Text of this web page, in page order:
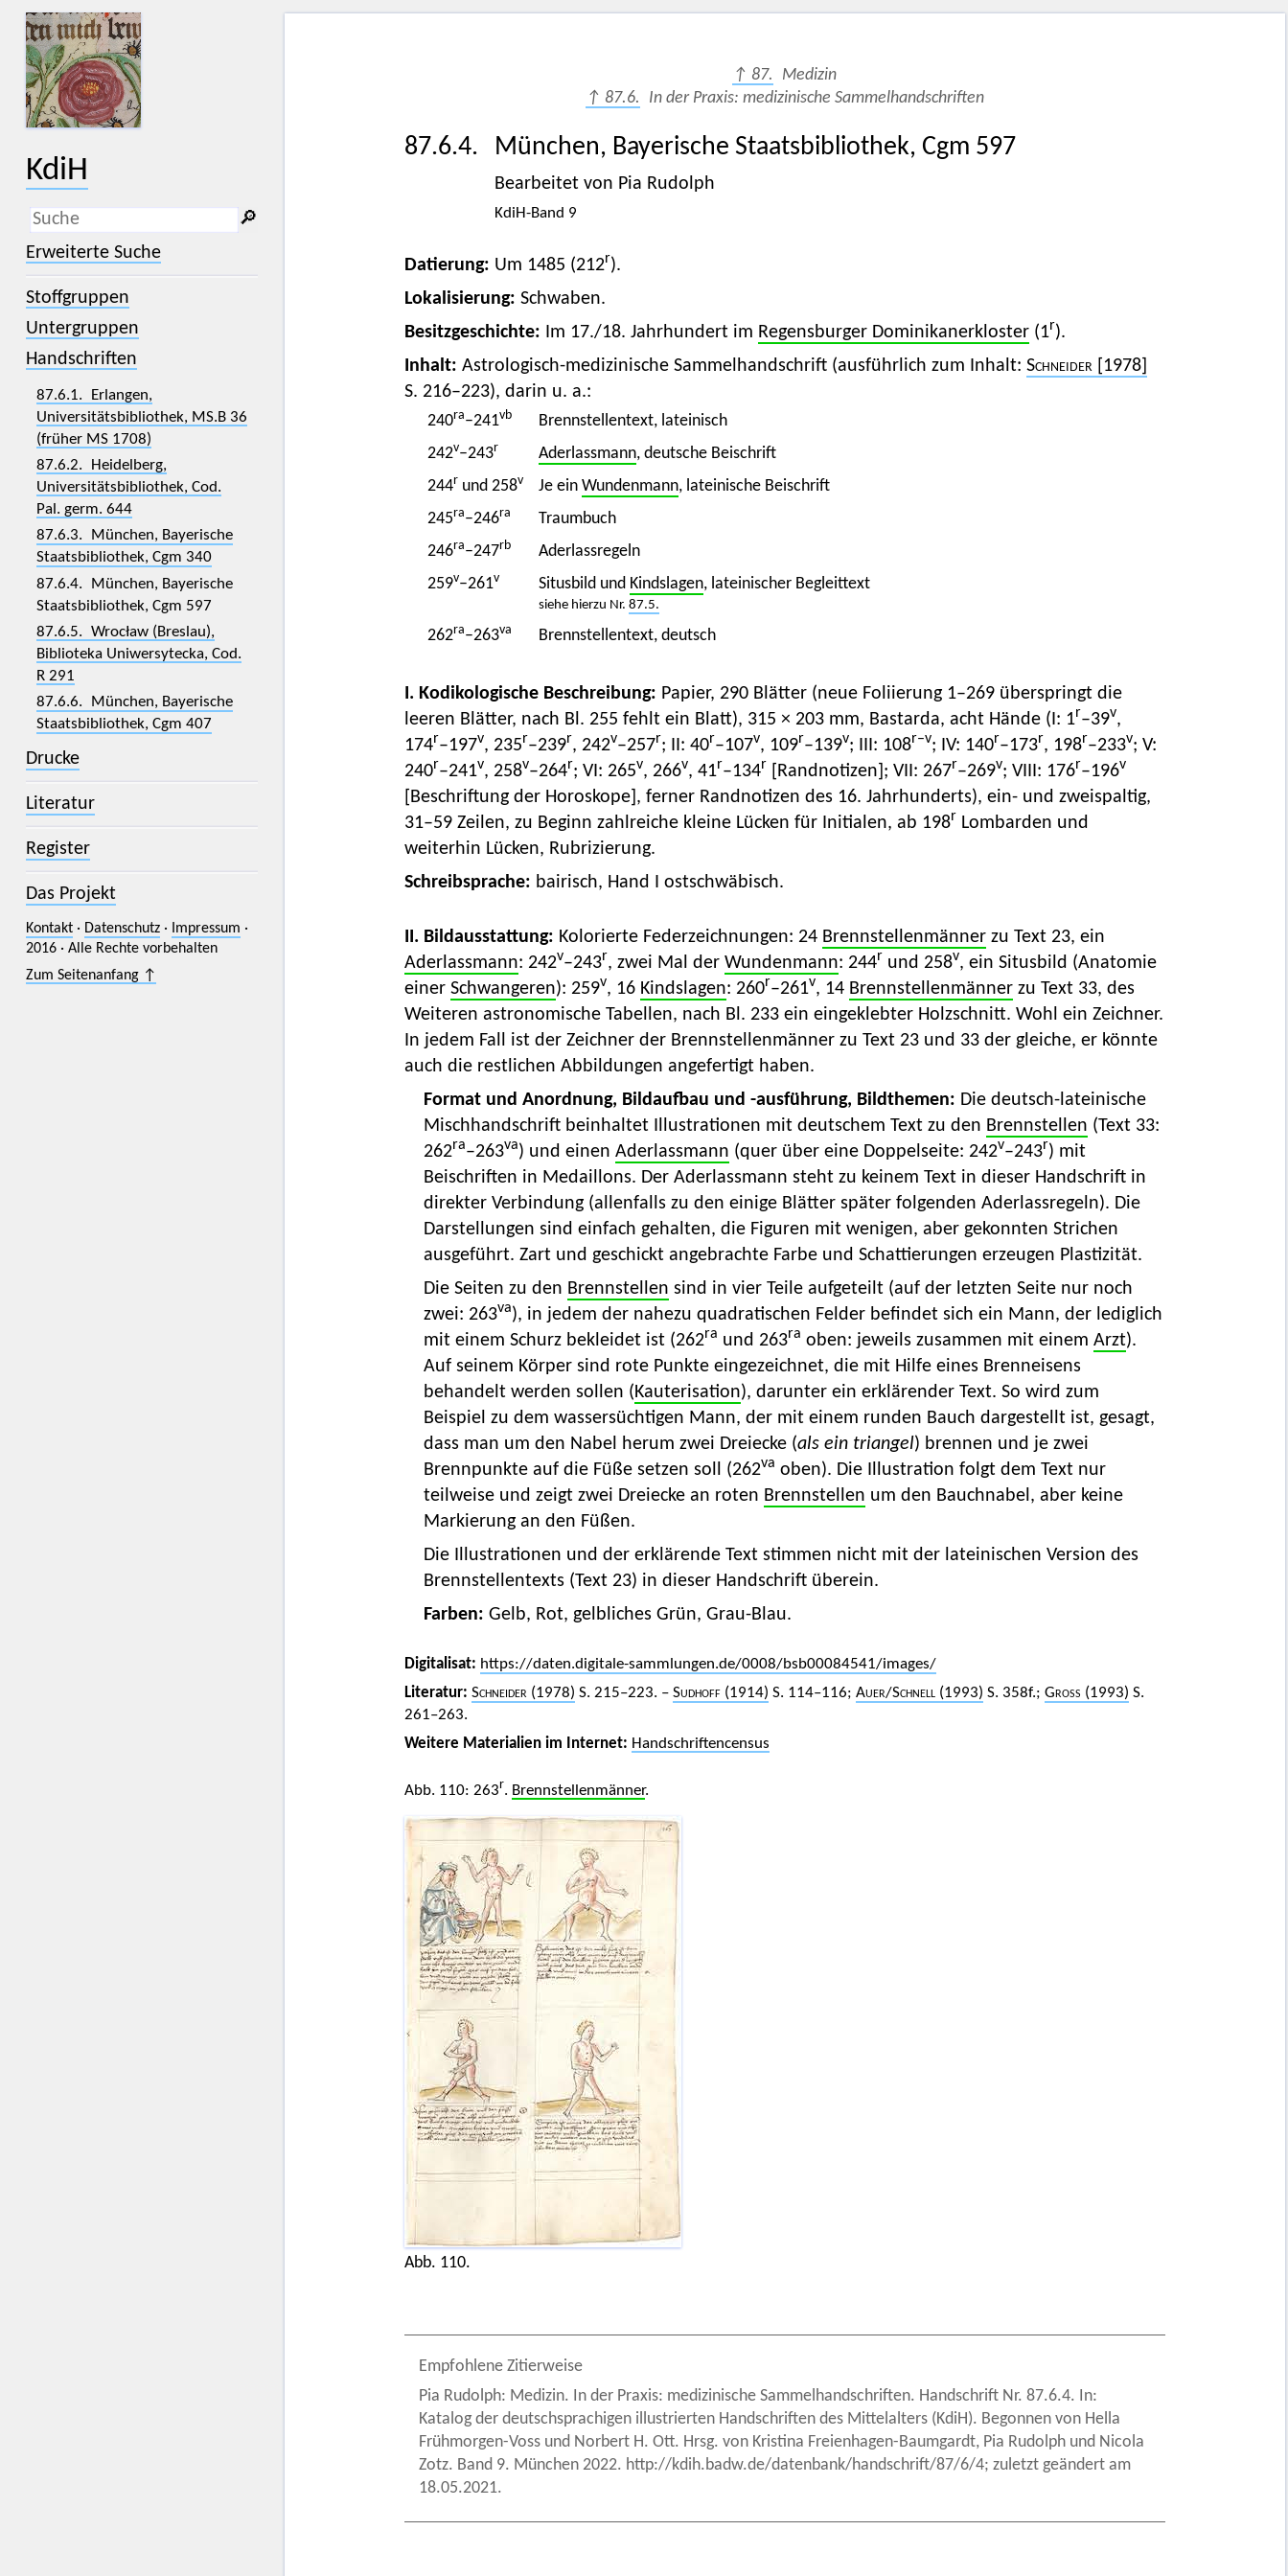
KdiH
_
(der Unterstrich) ist Platzhalter für
genau ein Zeichen.
% (das Prozentzeichen) ist Platzhalter
für kein, ein oder mehr als ein
🔎︎
Erweiterte Suche
Stoffgruppen
Untergruppen
Handschriften
87.6.1. Erlangen,
Universitätsbibliothek, MS.B 36
(früher MS 1708)
87.6.2. Heidelberg,
Universitätsbibliothek, Cod.
Pal. germ. 644
87.6.3. München, Bayerische
Staatsbibliothek, Cgm 340
87.6.4. München, Bayerische
Staatsbibliothek, Cgm 597
87.6.5. Wrocław (Breslau),
Biblioteka Uniwersytecka, Cod.
R 291
87.6.6. München, Bayerische
Staatsbibliothek, Cgm 407
Drucke
Literatur
Register
Das Projekt
Kontakt· Datenschutz· Impressum ·
2016 · Alle Rechte vorbehalten
Zum Seitenanfang ↑
↑ 87.
Medizin
↑ 87.6. In der Praxis: medizinische Sammelhandschriften
87.6.4. München, Bayerische Staatsbibliothek, Cgm 597
Bearbeitet von Pia Rudolph
KdiH-Band 9
Datierung: Um 1485 (212r).
Lokalisierung: Schwaben.
Besitzgeschichte: Im 17./18. Jahrhundert im Regensburger Dominikanerkloster(1r).
Inhalt: Astrologisch-medizinische Sammelhandschrift (ausführlich zum Inhalt: Schneider[1978]
S. 216–223), darin u. a.:
240ra–241vb
Brennstellentext, lateinisch
242v–243r Aderlassmann, deutsche Beischrift
244r und 258v Je ein Wundenmann, lateinische Beischrift
245ra–246ra
Traumbuch
246ra–247rb
Aderlassregeln
259v–261v Situsbild und Kindslagen, lateinischer Begleittext
siehe hierzu Nr. 87.5.
262ra–263va Brennstellentext, deutsch
I. Kodikologische Beschreibung: Papier, 290 Blätter (neue Foliierung 1–269 überspringt die
leeren Blätter, nach Bl. 255 fehlt ein Blatt), 315 × 203 mm, Bastarda, acht Hände (I: 1r–39v,
174r–197v, 235r–239r, 242v–257r; II: 40r–107v, 109r–139v; III: 108r–v; IV: 140r–173r, 198r–233v; V:
240r–241v, 258v–264r; VI: 265v, 266v, 41r–134r [Randnotizen]; VII: 267r–269v; VIII: 176r–196v
[Beschriftung der Horoskope], ferner Randnotizen des 16. Jahrhunderts), ein- und zweispaltig,
31–59 Zeilen, zu Beginn zahlreiche kleine Lücken für Initialen, ab 198r Lombarden und
weiterhin Lücken, Rubrizierung.
Schreibsprache: bairisch, Hand I ostschwäbisch.
II. Bildausstattung: Kolorierte Federzeichnungen: 24 Brennstellenmännerzu Text 23, ein
Aderlassmann: 242v–243r, zwei Mal der Wundenmann: 244r und 258v, ein Situsbild (Anatomie
einer Schwangeren): 259v, 16 Kindslagen: 260r–261v, 14 Brennstellenmännerzu Text 33, des
Weiteren astronomische Tabellen, nach Bl. 233 ein eingeklebter Holzschnitt. Wohl ein Zeichner.
In jedem Fall ist der Zeichner der Brennstellenmänner zu Text 23 und 33 der gleiche, er könnte
auch die restlichen Abbildungen angefertigt haben.
Format und Anordnung, Bildaufbau und -ausführung, Bildthemen: Die deutsch-lateinische
Mischhandschrift beinhaltet Illustrationen mit deutschem Text zu den Brennstellen (Text 33:
262ra–263va) und einen Aderlassmann (quer über eine Doppelseite: 242v–243r) mit
Beischriften in Medaillons. Der Aderlassmann steht zu keinem Text in dieser Handschrift in
direkter Verbindung (allenfalls zu den einige Blätter später folgenden Aderlassregeln). Die
Darstellungen sind einfach gehalten, die Figuren mit wenigen, aber gekonnten Strichen
ausgeführt. Zart und geschickt angebrachte Farbe und Schattierungen erzeugen Plastizität.
Die Seiten zu den Brennstellen sind in vier Teile aufgeteilt (auf der letzten Seite nur noch
zwei: 263va), in jedem der nahezu quadratischen Felder befindet sich ein Mann, der lediglich
mit einem Schurz bekleidet ist (262ra und 263ra oben: jeweils zusammen mit einem Arzt).
Auf seinem Körper sind rote Punkte eingezeichnet, die mit Hilfe eines Brenneisens
behandelt werden sollen (Kauterisation), darunter ein erklärender Text. So wird zum
Beispiel zu dem wassersüchtigen Mann, der mit einem runden Bauch dargestellt ist, gesagt,
dass man um den Nabel herum zwei Dreiecke (als ein triangel) brennen und je zwei
Brennpunkte auf die Füße setzen soll (262va oben). Die Illustration folgt dem Text nur
teilweise und zeigt zwei Dreiecke an roten Brennstellen um den Bauchnabel, aber keine
Markierung an den Füßen.
Die Illustrationen und der erklärende Text stimmen nicht mit der lateinischen Version des
Brennstellentexts (Text 23) in dieser Handschrift überein.
Farben: Gelb, Rot, gelbliches Grün, Grau-Blau.
Digitalisat: https://daten.digitale-sammlungen.de/0008/bsb00084541/images/
Literatur: Schneider (1978) S. 215–223. – Sudhoff(1914) S. 114–116; Auer/Schnell(1993) S. 358f.; Gross (1993) S.
261–263.
Weitere Materialien im Internet: Handschriftencensus
Abb. 110: 263r. Brennstellenmänner.
Abb. 110.
Empfohlene Zitierweise
Pia Rudolph: Medizin. In der Praxis: medizinische Sammelhandschriften. Handschrift Nr. 87.6.4. In:
Katalog der deutschsprachigen illustrierten Handschriften des Mittelalters (KdiH). Begonnen von Hella
Frühmorgen-Voss und Norbert H. Ott. Hrsg. von Kristina Freienhagen-Baumgardt, Pia Rudolph und Nicola
Zotz. Band 9. München 2022. http://kdih.badw.de/datenbank/handschrift/87/6/4; zuletzt geändert am
18.05.2021.